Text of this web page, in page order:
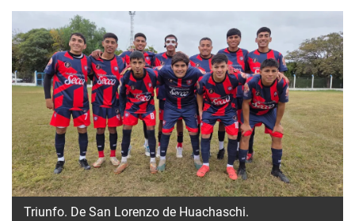
Triunfo. De San Lorenzo de Huachaschi.